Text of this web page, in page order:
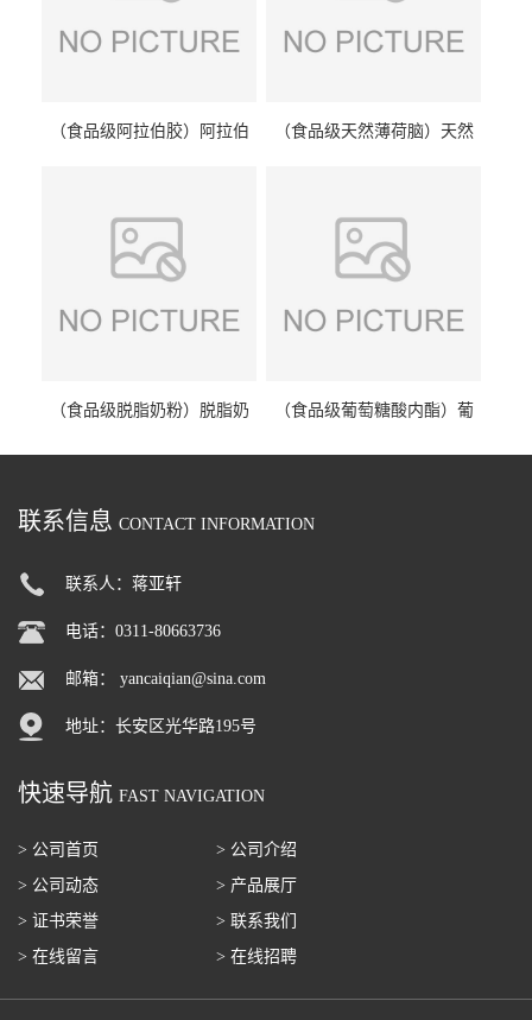
（食品级阿拉伯胶）阿拉伯
（食品级天然薄荷脑）天然
（食品级脱脂奶粉）脱脂奶
（食品级葡萄糖酸内酯）葡
联系信息 CONTACT INFORMATION
联系人：蒋亚轩
电话：0311-80663736
邮箱： yancaiqian@sina.com
地址：长安区光华路195号
快速导航 FAST NAVIGATION
> 公司首页
> 公司介绍
> 公司动态
> 产品展厅
> 证书荣誉
> 联系我们
> 在线留言
> 在线招聘